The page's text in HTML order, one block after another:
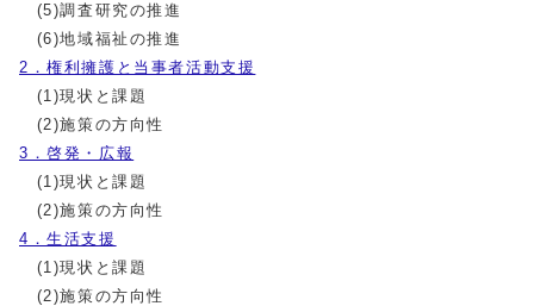
(5)調査研究の推進
(6)地域福祉の推進
2．権利擁護と当事者活動支援
(1)現状と課題
(2)施策の方向性
3．啓発・広報
(1)現状と課題
(2)施策の方向性
4．生活支援
(1)現状と課題
(2)施策の方向性